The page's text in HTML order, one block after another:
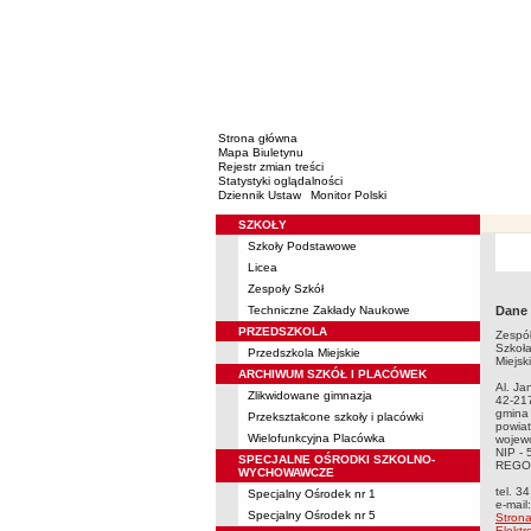
Strona główna
Mapa Biuletynu
Rejestr zmian treści
Statystyki oglądalności
Dziennik Ustaw
Monitor Polski
Menu
SZKOŁY
Szkoły Podstawowe
Licea
Zespoły Szkół
Techniczne Zakłady Naukowe
PRZEDSZKOLA
Przedszkola Miejskie
ARCHIWUM SZKÓŁ I PLACÓWEK
Zlikwidowane gimnazja
Przekształcone szkoły i placówki
Wielofunkcyjna Placówka
SPECJALNE OŚRODKI SZKOLNO-
WYCHOWAWCZE
Specjalny Ośrodek nr 1
Specjalny Ośrodek nr 5
Al.
42-
gmina
NIP -
tel. 34
e-mail: